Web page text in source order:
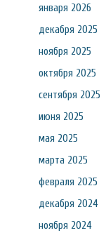
января 2026
декабря 2025
ноября 2025
октября 2025
сентября 2025
июня 2025
мая 2025
марта 2025
февраля 2025
декабря 2024
ноября 2024